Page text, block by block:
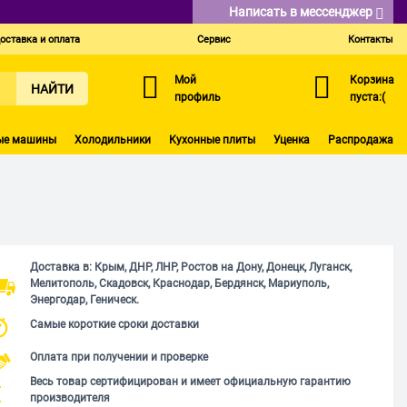
Написать в мессенджер
и оплата Сервис Контакты
НАЙТИ
Мой
профиль
Корзина
пуста:(
машины Холодильники Кухонные плиты Уценка Распродажа
Доставка в: Крым, ДНР, ЛНР, Ростов на Дону, Донецк, Луганск,
Мелитополь, Скадовск, Краснодар, Бердянск, Мариуполь,
Энергодар, Геническ.
Самые короткие сроки доставки
Оплата при получении и проверке
Весь товар сертифицирован и имеет официальную гарантию
производителя